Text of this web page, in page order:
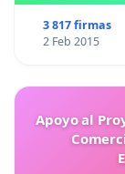
3 817 firmas
2 Feb 2015
Apoyo al